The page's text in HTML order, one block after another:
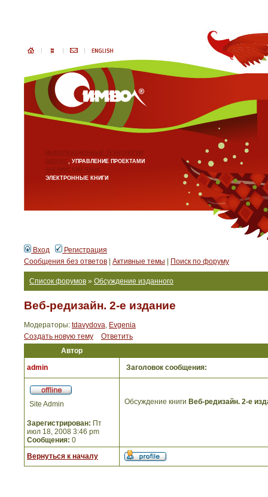
ИНФОРМАЦИОННЫЕ ТЕХНОЛОГИИ
БИЗНЕС, УПРАВЛЕНИЕ ПРОЕКТАМИ
АНГЛИЙСКИЙ ЯЗЫК
ЭЛЕКТРОННЫЕ КНИГИ
Вход
Регистрация
Сообщения без ответов
Активные темы Поиск по форуму
Список форумов » Обсуждение изданного
Веб-редизайн. 2-е издание
Модераторы: tdavydova, Evgenia
Создать новую тему
Ответить
Автор
admin
Заголовок сообщения:
Site Admin
Зарегистрирован: Пт
июл 18, 2008 3:46 pm
Сообщения: 0
Обсуждение книги Веб-редизайн. 2-е
Вернуться к началу